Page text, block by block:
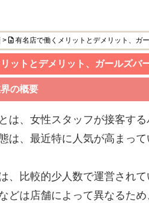
> 有名店で働くメリットとデメリット、ガ
ットとデメリット、ガールズバ
の概要
は、女性スタッフが接客す
は、最近特に人気が高まって
、比較的少人数で運営され
どは店舗によって異なるた